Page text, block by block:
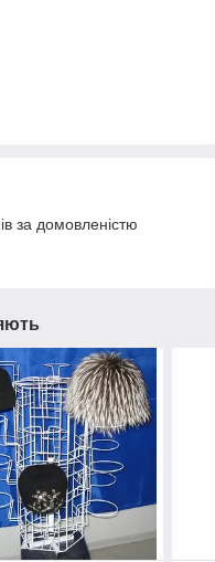
за домовленістю